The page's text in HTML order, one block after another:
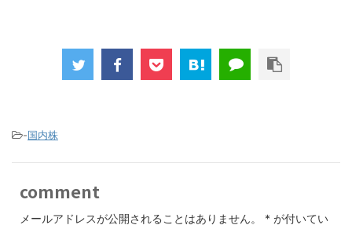
-国内株
comment
メールアドレスが公開されることはありません。 * が付いてい